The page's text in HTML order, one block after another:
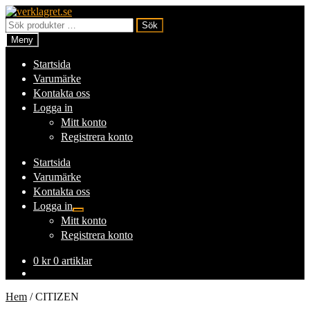
Hoppa
till
navigering
Hoppa
till
innehåll
Sök
efter:
Sök
Meny
Startsida
Varumärke
Kontakta oss
Logga in
Mitt konto
Registrera konto
Startsida
Varumärke
Kontakta oss
Logga in
Expandera
undermeny
Mitt konto
Registrera konto
0 kr 0 artiklar
Hem /CITIZEN